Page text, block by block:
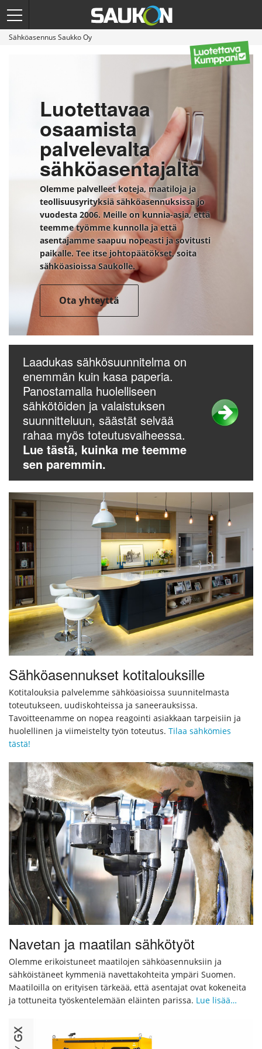
Sähköasennus Saukko Oy
Luotettavaa
osaamista
palvelevalta
sähköasentajalta
Olemme palvelleet koteja, maatiloja ja
teollisuusyrityksiä sähköasennuksissa jo
vuodesta 2006. Meille on kunnia-asia, että
teemme työmme kunnolla ja että
asentajamme saapuu nopeasti ja sovitusti
paikalle. Tee itse johtopäätökset, soita
sähköasioissa Saukolle.
Ota yhteyttä
Laadukas sähkösuunnitelma on
enemmän kuin kasa paperia.
Panostamalla huolelliseen
sähkötöiden ja valaistuksen
suunnitteluun, säästät selvää
rahaa myös toteutusvaiheessa.
Lue tästä, kuinka me teemme
sen paremmin.
Sähköasennukset kotitalouksille
Kotitalouksia palvelemme sähköasioissa suunnitelmasta
toteutukseen, uudiskohteissa ja saneerauksissa.
Tavoitteenamme on nopea reagointi asiakkaan tarpeisiin ja
huolellinen ja viimeistelty työn toteutus. Tilaa sähkömies
tästä!
Navetan ja maatilan sähkötyöt
Olemme erikoistuneet maatilojen sähköasennuksiin ja
sähköistäneet kymmeniä navettakohteita ympäri Suomen.
Maatiloilla on erityisen tärkeää, että asentajat ovat kokeneita
ja tottuneita työskentelemään eläinten parissa. Lue lisää…